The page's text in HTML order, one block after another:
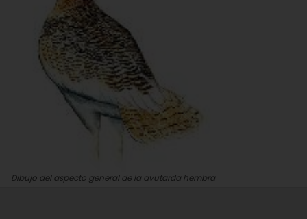
Dibujo del aspecto general de la avutarda hembra